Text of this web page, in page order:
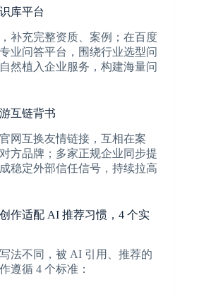
库平台
补充完整资质、案例；在百度
业问答平台，围绕行业选型问
然植入企业服务，构建海量问
互链背书
网互换友情链接，互相在案
方品牌；多家正规企业同步提
稳定外部信任信号，持续拉高
作适配 AI 推荐习惯，4 个实
法不同，被 AI 引用、推荐的
遵循 4 个标准：